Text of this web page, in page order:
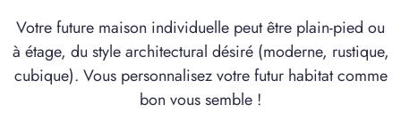
Votre future maison individuelle peut être plain-pied ou
à étage, du style architectural désiré (moderne, rustique,
cubique). Vous personnalisez votre futur habitat comme
bon vous semble !